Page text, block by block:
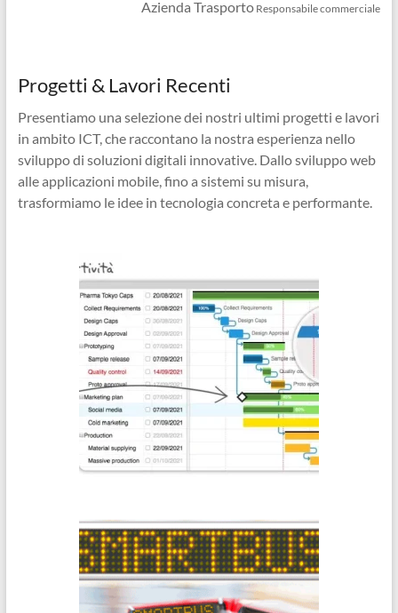
Azienda Trasporto Responsabile commerciale
Progetti & Lavori Recenti
Presentiamo una selezione dei nostri ultimi progetti e lavori
in ambito ICT, che raccontano la nostra esperienza nello
sviluppo di soluzioni digitali innovative. Dallo sviluppo web
alle applicazioni mobile, fino a sistemi su misura,
trasformiamo le idee in tecnologia concreta e performante.